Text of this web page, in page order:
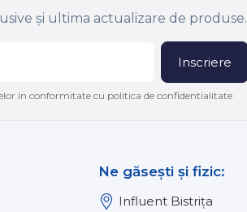
și ultima actualizare de produse.
Inscriere
in conformitate cu politica de confidentialitate
Ne găsești și fizic:
Influent Bistrița